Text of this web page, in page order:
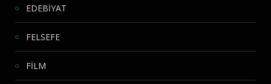
EDEBİYAT
FELSEFE
FİLM